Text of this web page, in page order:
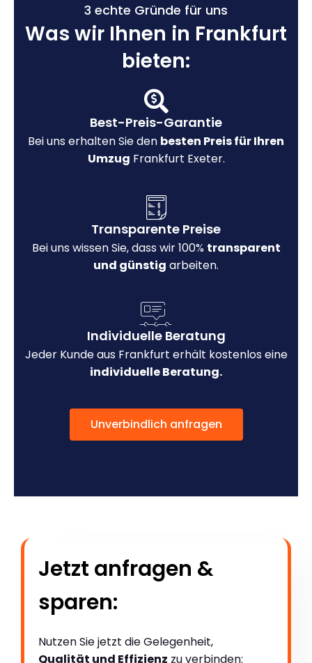
3 echte Gründe für uns
Was wir Ihnen in Frankfurt
bieten:
Best-Preis-Garantie
Bei uns erhalten Sie den besten Preis für Ihren
Umzug Frankfurt Exeter.
Transparente Preise
Bei uns wissen Sie, dass wir 100% transparent
und günstig arbeiten.
Individuelle Beratung
Jeder Kunde aus Frankfurt erhält kostenlos eine
individuelle Beratung.
Unverbindlich anfragen
Jetzt anfragen &
sparen:
Nutzen Sie jetzt die Gelegenheit,
Qualität und Effizienz zu verbinden: